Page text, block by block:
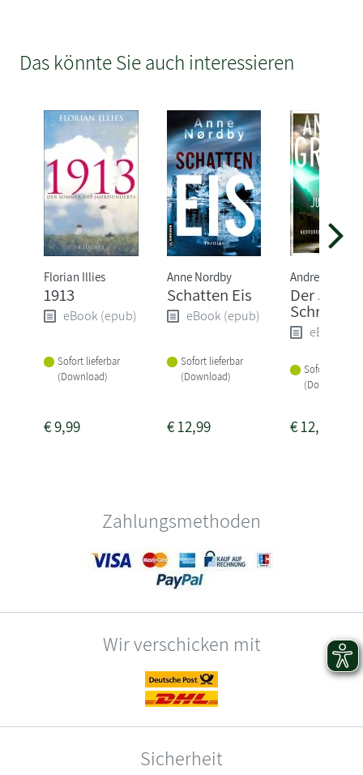
Das könnte Sie auch interessieren
Florian Illies
1913
eBook (epub)
Sofort lieferbar
(Download)
€9,99
Anne Nordby
Schatten Eis
eBook (epub)
Sofort lieferbar
(Download)
€12,99
Andreas
Der Judas-
Schrein
eBook
Sofort
(Download)
€12,99
Zahlungsmethoden
Wir verschicken mit
Sicherheit